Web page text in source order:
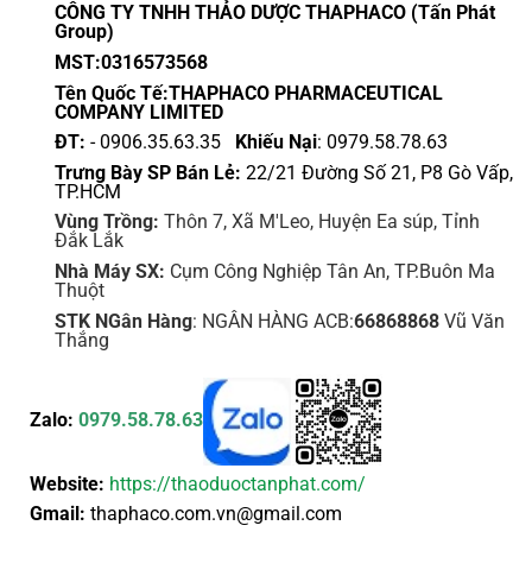
CÔNG TY TNHH THẢO DƯỢC THAPHACO (Tấn Phát
Group)
MST:0316573568
Tên Quốc Tế:THAPHACO PHARMACEUTICAL
COMPANY LIMITED
ĐT: - 0906.35.63.35 Khiếu Nại: 0979.58.78.63
Trưng Bày SP Bán Lẻ: 22/21 Đường Số 21, P8 Gò Vấp,
TP.HCM
Vùng Trồng: Thôn 7, Xã M'Leo, Huyện Ea súp, Tỉnh
Đắk Lắk
Nhà Máy SX: Cụm Công Nghiệp Tân An, TP.Buôn Ma
Thuột
STK NGân Hàng: NGÂN HÀNG ACB:66868868Vũ Văn
Thắng
Zalo: 0979.58.78.63
Website: https://thaoduoctanphat.com/
Gmail: thaphaco.com.vn@gmail.com